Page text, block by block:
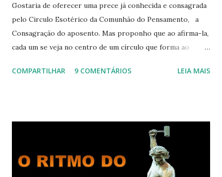
Gostaria de oferecer uma prece já conhecida e consagrada
pelo Circulo Esotérico da Comunhão do Pensamento, a
Consagração do aposento. Mas proponho que ao afirma-la,
cada um se veja no centro de um círculo que forma ao
cada um de nós mesmos. Um círculo que cresce e se
relacionamos e vai se ampliando e tocando os círculos
iluminados daqueles com que cooperamos, formando um
círculo cada vez maior de Paz e Harmonia. CONSAGRAÇÃO
DO APOSENTO Dentro do Círculo Infinito da Divina
COMPARTILHAR 9 COMENTÁRIOS LEIA MAIS